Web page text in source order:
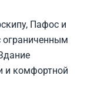
Пафос и
ограниченным
и комфортной